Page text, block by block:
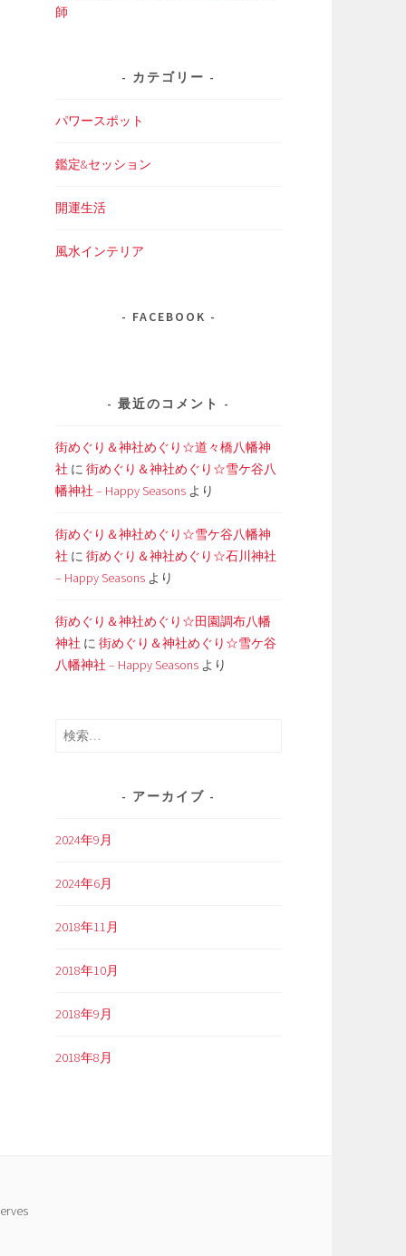
師
カテゴリー
パワースポット
鑑定&セッション
開運生活
風水インテリア
FACEBOOK
最近のコメント
街めぐり＆神社めぐり☆道々橋八幡神
社 に 街めぐり＆神社めぐり☆雪ケ谷八
幡神社 – Happy Seasons より
街めぐり＆神社めぐり☆雪ケ谷八幡神
社 に 街めぐり＆神社めぐり☆石川神社
– Happy Seasons より
街めぐり＆神社めぐり☆田園調布八幡
神社 に 街めぐり＆神社めぐり☆雪ケ谷
八幡神社 – Happy Seasons より
検
アーカイブ
2024年9月
2024年6月
2018年11月
2018年10月
2018年9月
2018年8月